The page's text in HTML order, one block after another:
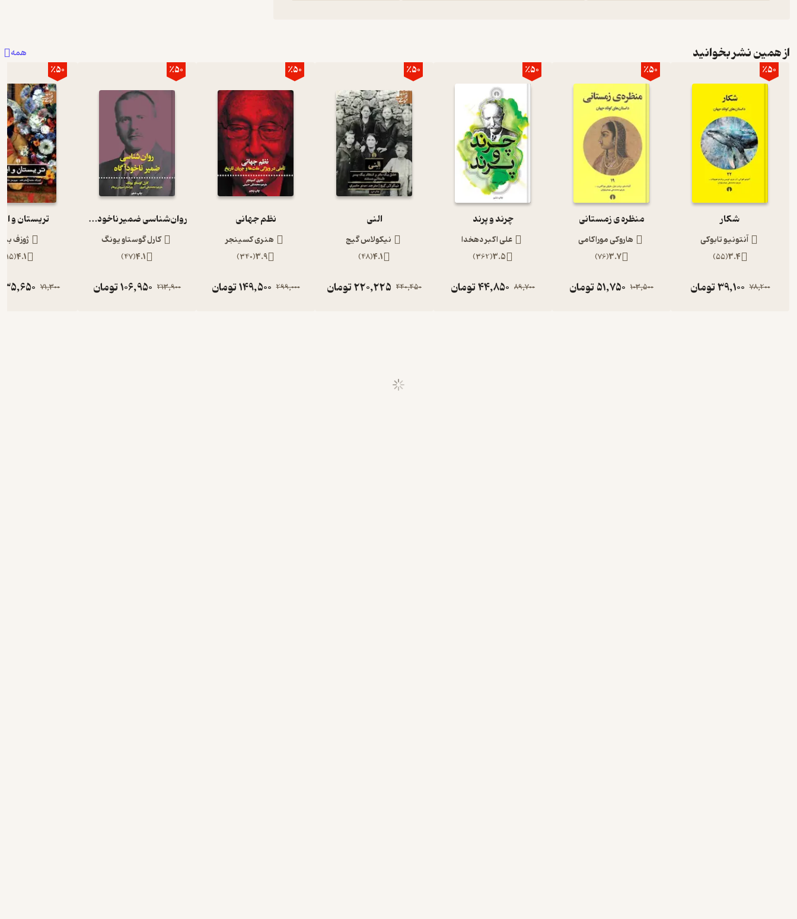
از همین نشر بخوانید همه
٪50
شکار
آنتونیو تابوکی
3.4
(
55
)
78,200
39,100تومان
٪50
منظره ی زمستانی
هاروکی موراکامی
3.7
(
76
)
103,500
51,750تومان
٪50
چرند و پرند
علی اکبر دهخدا
3.5
(
362
)
89,700
44,850تومان
٪50
النی
نیکولاس گیج
4.1
(
48
)
440,450
220,225تومان
٪50
نظم جهانی
هنری کسینجر
3.9
(
340
)
299,000
149,500تومان
٪50
روان‌شناسی ضمیر ناخودآگاه
کارل گوستاو یونگ
4.1
(
47
)
213,900
106,950تومان
٪50
تریستان و
ژوزف
4.1
(
15
71,300
35,650